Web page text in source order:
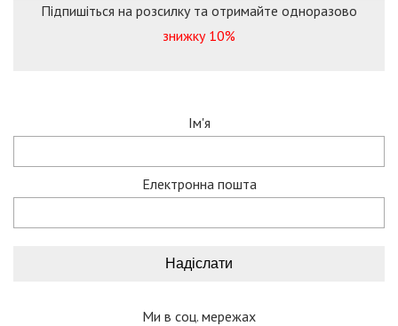
Підпишіться на розсилку та отримайте одноразово
знижку 10%
Ім'я
Електронна пошта
Ми в соц. мережах